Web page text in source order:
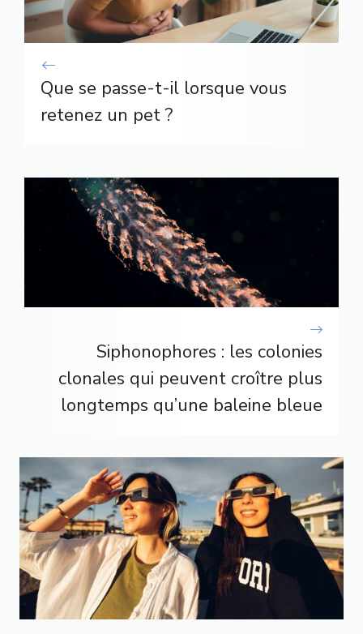
Que se passe-t-il lorsque vous
retenez un pet ?
Siphonophores : les colonies
clonales qui peuvent croître plus
longtemps qu’une baleine bleue